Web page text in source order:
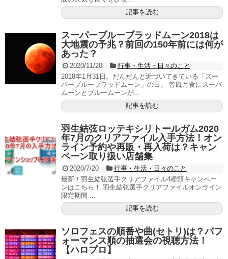
記事を読む
スーパーブルーブラッドムーン2018は
大地震の予兆？前回の150年前には何が
あった？
2020/11/20
行事・生活・日々のこと
2018年1月31日。だんだんと近づいてきている「スー
パーブルーブラッドムーン」の日。 皆既月食にスーパ
ムーンとブルームーンが...
記事を読む
羽生結弦ロッテキシリトールガム2020
年7月のクリアファイル入手方法！オン
ライン予約や再販・再入荷は？キャン
ペーン取り扱い店舗集
2020/7/20
行事・生活・日々のこと
最新！羽生結弦選手クリアファイル4種類キャンペー
ンはこちら！ 羽生結弦選手クリアファイルオンライン
限定期間 ...
記事を読む
ソロフェスの順番や曲(セトリ)は？パフ
ォーマンス順の抽選会の視聴方法！
【ハロプロ】